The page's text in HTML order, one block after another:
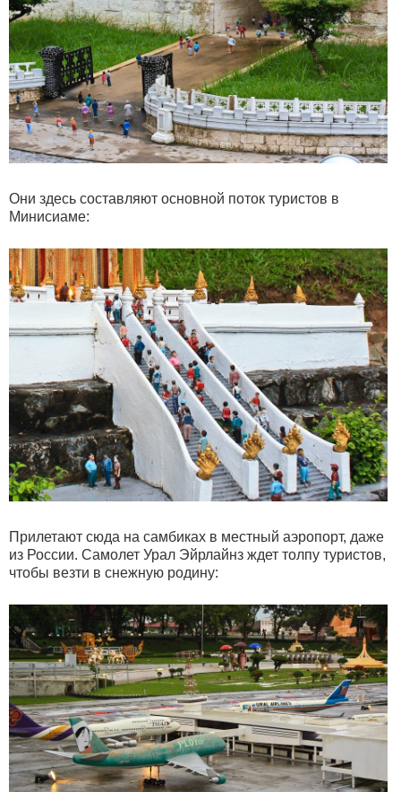
Они здесь составляют основной поток туристов в
Минисиаме:
Прилетают сюда на самбиках в местный аэропорт, даже
из России. Самолет Урал Эйрлайнз ждет толпу туристов,
чтобы везти в снежную родину: